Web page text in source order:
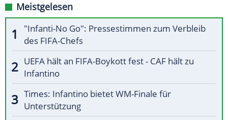
Meistgelesen
"Infanti-No Go": Pressestimmen zum Verbleib
des FIFA-Chefs
UEFA hält an FIFA-Boykott fest - CAF hält zu
Infantino
Times: Infantino bietet WM-Finale für
Unterstützung